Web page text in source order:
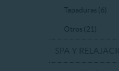
Tapaduras (6)
Otros (21)